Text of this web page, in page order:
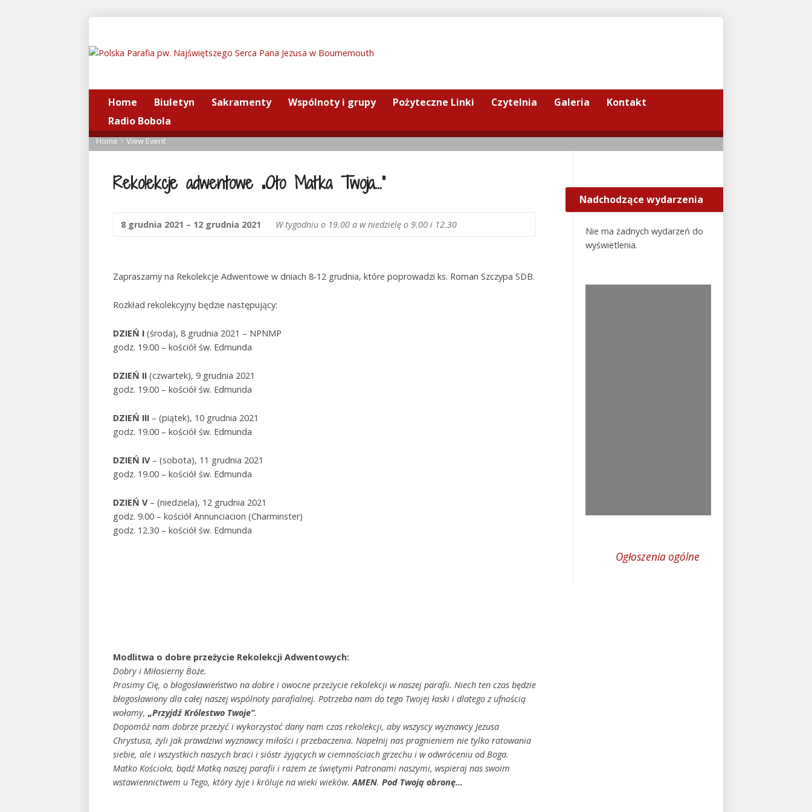
Home Biuletyn Sakramenty Wspólnoty i grupy Pożyteczne Linki Czytelnia Galeria
Kontakt
Radio Bobola
Home>View Event
Rekolekcje adwentowe „Oto Matka Twoja…”
8 grudnia 2021 – 12 grudnia 2021 W tygodniu o 19.00 a w niedzielę o 9.00 i 12.30
Zapraszamy na Rekolekcje Adwentowe w dniach 8-12 grudnia, które poprowadzi ks. Roman Szczypa SDB.
Rozkład rekolekcyjny będzie następujący:
DZIEŃ I (środa), 8 grudnia 2021 – NPNMP
godz. 19.00 – kościół św. Edmunda
DZIEŃ II (czwartek), 9 grudnia 2021
godz. 19.00 – kościół św. Edmunda
DZIEŃ III – (piątek), 10 grudnia 2021
godz. 19.00 – kościół św. Edmunda
DZIEŃ IV– (sobota), 11 grudnia 2021
godz. 19.00 – kościół św. Edmunda
DZIEŃ V– (niedziela), 12 grudnia 2021
godz. 9.00 – kościół Annunciacion (Charminster)
godz. 12.30 – kościół św. Edmunda
Modlitwa o dobre przeżycie Rekolekcji Adwentowych:
Dobry i Miłosierny Boże.
Prosimy Cię, o błogosławieństwo na dobre i owocne przeżycie rekolekcji w naszej parafii. Niech ten czas będzie
błogosławiony dla całej naszej wspólnoty parafialnej. Potrzeba nam do tego Twojej łaski i dlatego z ufnością
wołamy, „Przyjdź Królestwo Twoje”.
Dopomóż nam dobrze przeżyć i wykorzystać dany nam czas rekolekcji, aby wszyscy wyznawcy Jezusa
Chrystusa, żyli jak prawdziwi wyznawcy miłości i przebaczenia. Napełnij nas pragnieniem nie tylko ratowania
siebie, ale i wszystkich naszych braci i sióstr żyjących w ciemnościach grzechu i w odwróceniu od Boga.
Matko Kościoła, bądź Matką naszej parafii i razem ze świętymi Patronami naszymi, wspieraj nas swoim
wstawiennictwem u Tego, który żyje i króluje na wieki wieków.AMEN. Pod Twoją obronę…
Nadchodzące wydarzenia
Nie ma żadnych wydarzeń do
wyświetlenia.
Ogłoszenia ogólne